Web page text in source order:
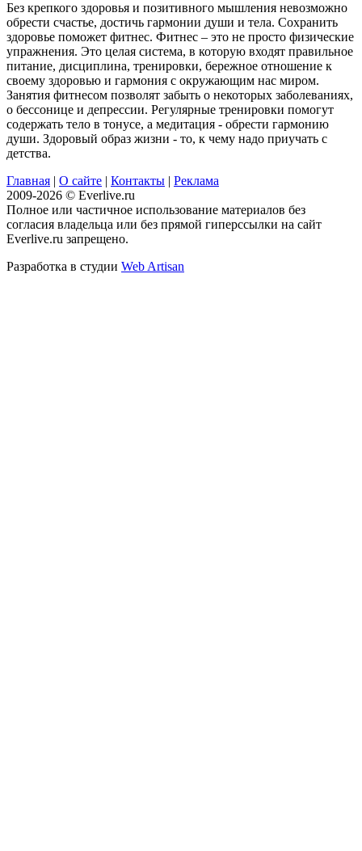
Без крепкого здоровья и позитивного мышления невозможно
обрести счастье, достичь гармонии души и тела. Сохранить
здоровье поможет фитнес. Фитнес – это не просто физические
упражнения. Это целая система, в которую входят правильное
питание, дисциплина, тренировки, бережное отношение к
своему здоровью и гармония с окружающим нас миром.
Занятия фитнесом позволят забыть о некоторых заболеваниях,
о бессонице и депрессии. Регулярные тренировки помогут
содержать тело в тонусе, а медитация - обрести гармонию
души. Здоровый образ жизни - то, к чему надо приучать с
детства.
Главная
О сайте Контакты
Реклама
2009-2026 © Everlive.ru
Полное или частичное использование материалов без
согласия владельца или без прямой гиперссылки на сайт
Everlive.ru запрещено.
Разработка в студии Web Artisan